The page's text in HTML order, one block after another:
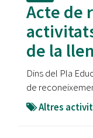
Acte de
de la
Dins del Pla
de
Altres